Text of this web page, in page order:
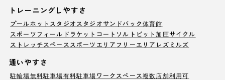
トレーニングしやすさ
プールホットスタジオ スタジオサンドバック体育館
スポーツフィールド ラケットコート ソルトピット加圧サイクル
ストレッチスペース スポーツエリア フリーエリア レズミルズ
通いやすさ
駐輪場無料駐車場有料駐車場ワークスペース複数店舗利用可